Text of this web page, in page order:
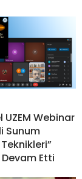
UZEM Webinar
Sunum
Etti